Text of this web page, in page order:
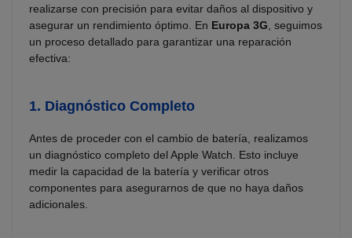
realizarse con precisión para evitar daños al dispositivo y
asegurar un rendimiento óptimo. En Europa 3G, seguimos
un proceso detallado para garantizar una reparación
efectiva:
1. Diagnóstico Completo
Antes de proceder con el cambio de batería, realizamos
un diagnóstico completo del Apple Watch. Esto incluye
medir la capacidad de la batería y verificar otros
componentes para asegurarnos de que no haya daños
adicionales.